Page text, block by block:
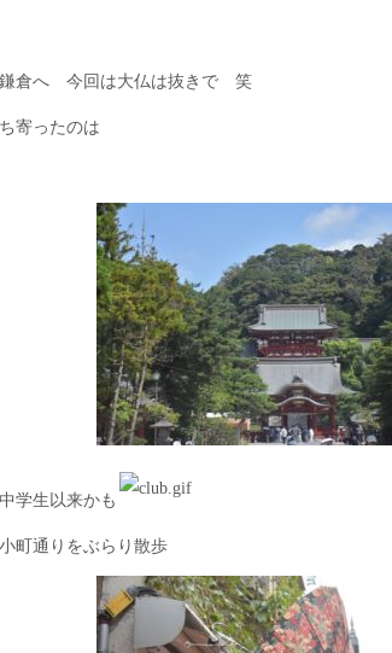
鎌倉へ 今回は大仏は抜きで 笑
寄ったのは
学生以来かも
町通りをぶらり散歩